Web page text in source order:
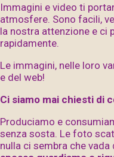
Immagini e video ti
atmosfere. Sono facili,
la nostra attenzione e ci
rapidamente.
Le immagini, nelle loro
e del web!
Ci siamo mai chiesti di
Produciamo e
senza sosta. Le foto
nulla ci sembra che